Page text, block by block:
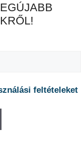
feltételeket